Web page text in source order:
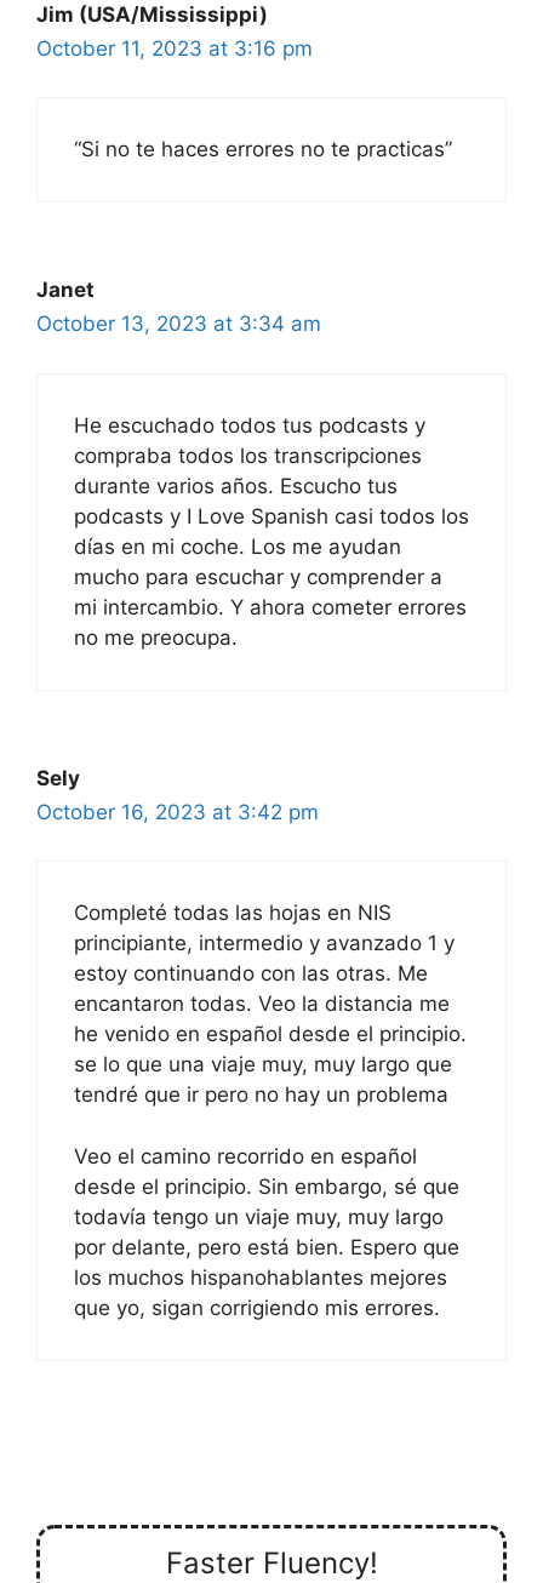
Jim (USA/Mississippi)
October 11, 2023 at 3:16 pm
“Si no te haces errores no te practicas”
Janet
October 13, 2023 at 3:34 am
He escuchado todos tus podcasts y
compraba todos los transcripciones
durante varios años. Escucho tus
podcasts y I Love Spanish casi todos los
días en mi coche. Los me ayudan
mucho para escuchar y comprender a
mi intercambio. Y ahora cometer errores
no me preocupa.
Sely
October 16, 2023 at 3:42 pm
Completé todas las hojas en NIS
principiante, intermedio y avanzado 1 y
estoy continuando con las otras. Me
encantaron todas. Veo la distancia me
he venido en español desde el principio.
se lo que una viaje muy, muy largo que
tendré que ir pero no hay un problema
Veo el camino recorrido en español
desde el principio. Sin embargo, sé que
todavía tengo un viaje muy, muy largo
por delante, pero está bien. Espero que
los muchos hispanohablantes mejores
que yo, sigan corrigiendo mis errores.
Faster Fluency!